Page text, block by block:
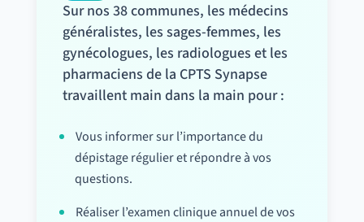
Sur nos 38 communes, les médecins
généralistes, les sages-femmes, les
gynécologues, les radiologues et les
pharmaciens de la CPTS Synapse
travaillent main dans la main pour :
Vous informer sur l’importance du
dépistage régulier et répondre à vos
questions.
Réaliser l’examen clinique annuel de vos